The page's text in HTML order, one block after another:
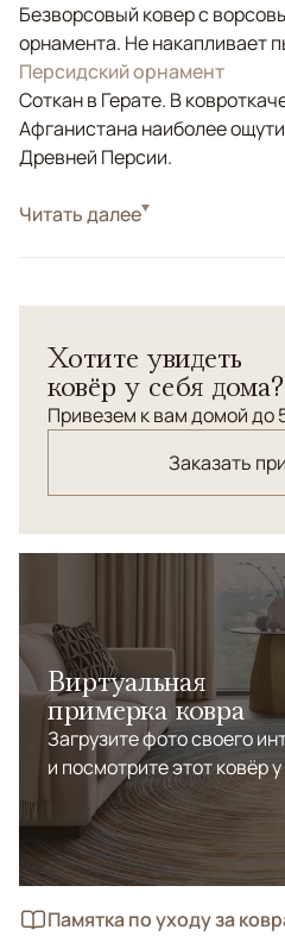
Безворсовый ковер с
орнамента. Не накапливает
Персидский орнамент
Соткан в Герате. В
Афганистана наиболее
Древней Персии.
СтильКилимы и сумахи
старинной технологии
комбинированием ворса.
натуральной шерсти
Читать далее
Хотите увидеть
ковёр у себя дома?
Привезем к вам домой до
Заказать
Виртуальная
примерка ковра
Загрузите фото своего
и посмотрите этот ковёр
Памятка по уходу за